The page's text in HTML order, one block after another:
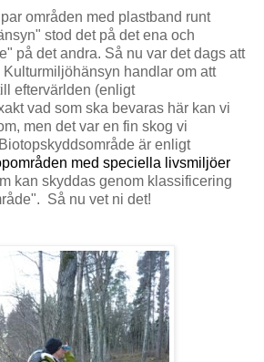
områden med plastband runt
stod det på det ena och
på det andra. Så nu var det dags att
Kulturmiljöhänsyn handlar om att
eftervärlden (enligt
vad som ska bevaras här kan vi
men det var en fin skog vi
är enligt
med speciella livsmiljöer
kan skyddas genom klassificering
Så nu vet ni det!